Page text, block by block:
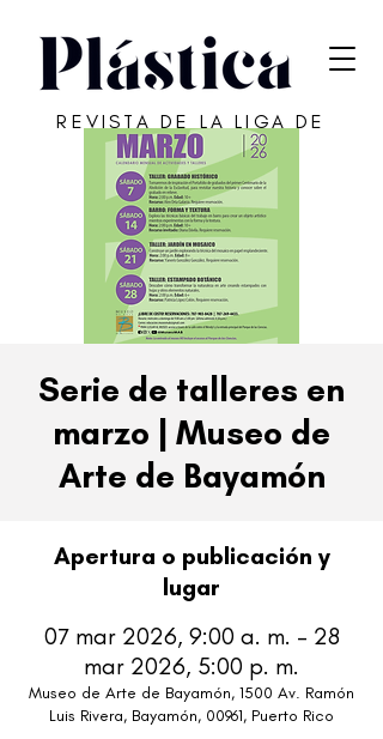
REVISTA DE LA LIGA DE
ARTE DE SAN JUAN
Serie de talleres en
marzo | Museo de
Arte de Bayamón
Apertura o publicación y
lugar
07 mar 2026, 9:00 a. m. – 28
mar 2026, 5:00 p. m.
Museo de Arte de Bayamón, 1500 Av. Ramón
Luis Rivera, Bayamón, 00961, Puerto Rico